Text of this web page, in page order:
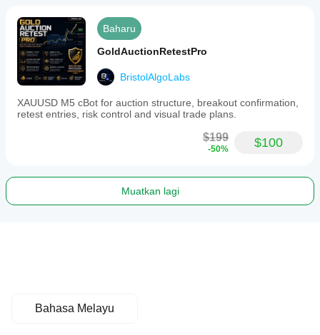
Baharu
GoldAuctionRetestPro
BristolAlgoLabs
XAUUSD M5 cBot for auction structure, breakout confirmation,
retest entries, risk control and visual trade plans.
$199
-50% $100
Muatkan lagi
Bahasa Melayu